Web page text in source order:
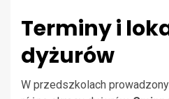
Terminy i
dyżurów
W przedszkolach